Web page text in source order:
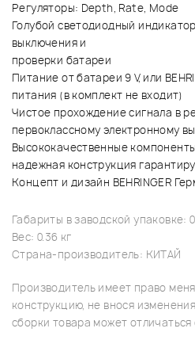
Регуляторы: Depth, Rate, Mode
Голубой светодиодный
выключения и
проверки батареи
Питание от батареи 9 V, или
питания (в комплект не входит)
Чистое прохождение сигнала в
первоклассному электронному
Высококачественные
надежная конструкция
Концепт и дизайн BEHRINGER
Габариты в заводской упаковке:
Вес: 0.36 кг
Страна-производитель: КИТАЙ
Производитель имеет право
конструкцию, не внося
сборки товара может отличаться